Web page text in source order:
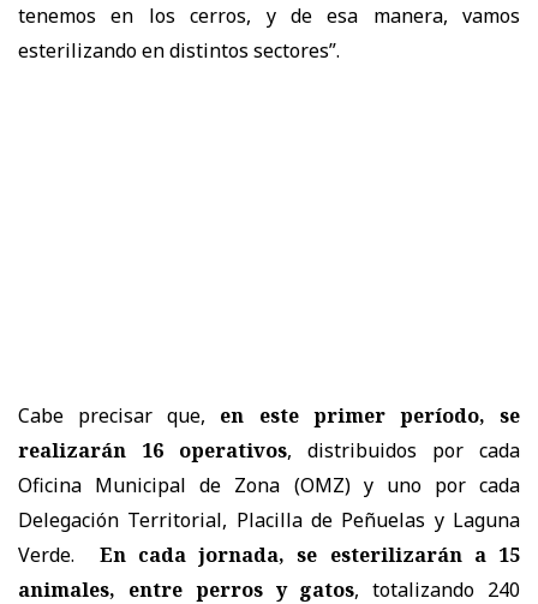
tenemos en los cerros, y de esa manera, vamos
esterilizando en distintos sectores”.
Cabe precisar que,
en este primer período, se
realizarán 16 operativos, distribuidos por cada
Oficina Municipal de Zona (OMZ) y uno por cada
Delegación Territorial, Placilla de Peñuelas y Laguna
Verde.
En cada jornada, se esterilizarán a 15
animales, entre perros y gatos, totalizando 240